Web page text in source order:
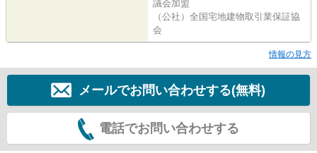
議会加盟
（公社）全国宅地建物取引業保証協
会
情報の見方
メールでお問い合わせする(無料)
電話でお問い合わせする